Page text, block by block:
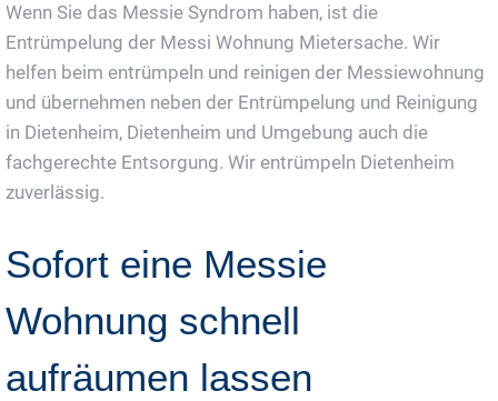
Wenn Sie das Messie Syndrom haben, ist die
Entrümpelung der Messi Wohnung Mietersache. Wir
helfen beim entrümpeln und reinigen der Messiewohnung
und übernehmen neben der Entrümpelung und Reinigung
in Dietenheim, Dietenheim und Umgebung auch die
fachgerechte Entsorgung. Wir entrümpeln Dietenheim
zuverlässig.
Sofort eine Messie
Wohnung schnell
aufräumen lassen